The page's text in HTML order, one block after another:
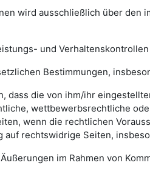
wird ausschließlich über
und
Bestimmungen,
die von ihm/ihr
wettbewerbsrechtliche
wenn die rechtlichen
rechtswidrige Seiten,
im Rahmen von